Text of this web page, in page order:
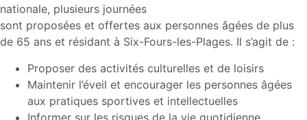
nationale, plusieurs journées
sont proposées et offertes aux personnes âgées de plus
de 65 ans et résidant à Six-Fours-les-Plages. Il s’agit de :
Proposer des activités culturelles et de loisirs
Maintenir l’éveil et encourager les personnes âgées
aux pratiques sportives et intellectuelles
Informer sur les risques de la vie quotidienne